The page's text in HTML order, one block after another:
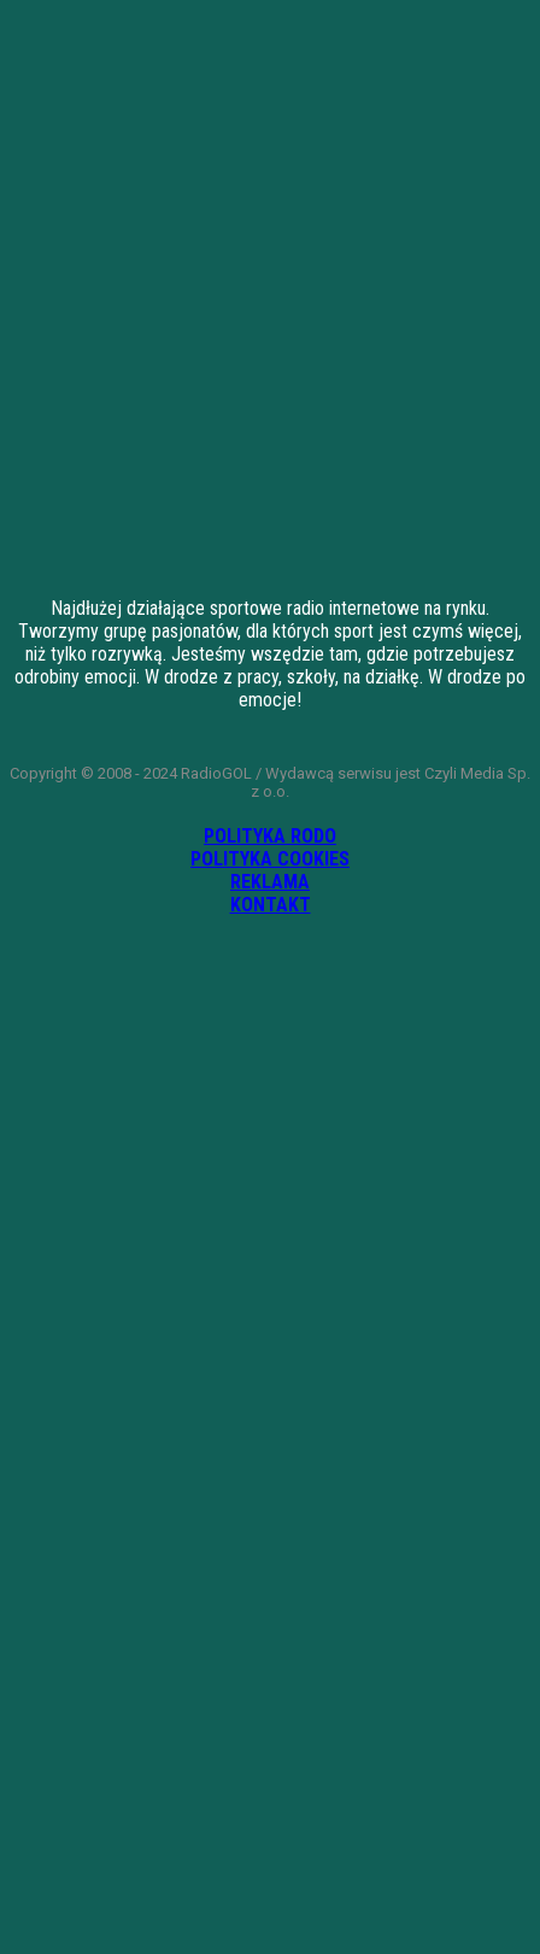
Najdłużej działające sportowe radio internetowe na rynku.
Tworzymy grupę pasjonatów, dla których sport jest czymś więcej,
niż tylko rozrywką. Jesteśmy wszędzie tam, gdzie potrzebujesz
odrobiny emocji. W drodze z pracy, szkoły, na działkę. W drodze po
emocje!
Copyright © 2008 - 2024 RadioGOL / Wydawcą serwisu jest Czyli Media Sp.
z o.o.
POLITYKA RODO
POLITYKA COOKIES
REKLAMA
KONTAKT